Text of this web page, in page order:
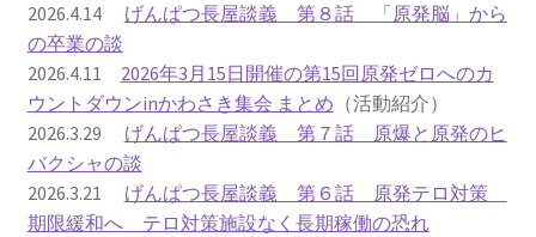
ギャラリー
ギャラリー_2023.3.12
ギャラリー_2024.3.10
ギャラリー_2025.3.23
2026.4.14 げんぱつ長屋談義 第８話 「原発脳」から
の卒業の談
2026.4.11 2026年3月15日開催の第15回原発ゼロへのカ
ウントダウンinかわさき集会 まとめ （活動紹介）
2026.3.29 げんぱつ長屋談義 第７話 原爆と原発のヒ
バクシャの談
2026.3.21 げんぱつ長屋談義 第６話 原発テロ対策
期限緩和へ テロ対策施設なく長期稼働の恐れ